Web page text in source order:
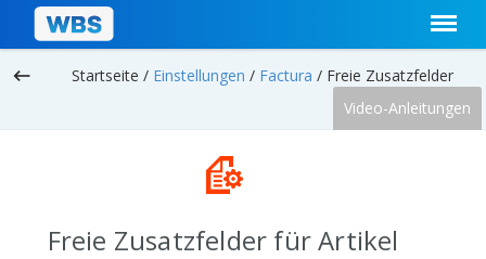
keyboard_backspace Startseite / Einstellungen / Factura / Freie Zusatzfelder
Video-Anleitungen
Freie Zusatzfelder für Artikel